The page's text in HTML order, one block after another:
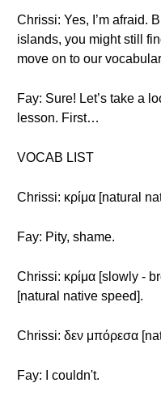
Chrissi: Yes, I’m afraid.
islands, you might still
move on to our
Fay: Sure! Let’s take a
lesson. First…
VOCAB LIST
Chrissi: κρίμα [natural
Fay: Pity, shame.
Chrissi: κρίμα [slowly -
[natural native speed].
Chrissi: δεν μπόρεσα
Fay: I couldn't.